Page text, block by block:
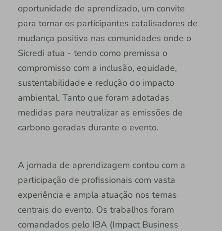
oportunidade de aprendizado, um convite
para tornar os participantes catalisadores de
mudança positiva nas comunidades onde o
Sicredi atua - tendo como premissa o
compromisso com a inclusão, equidade,
sustentabilidade e redução do impacto
ambiental. Tanto que foram adotadas
medidas para neutralizar as emissões de
carbono geradas durante o evento.
A jornada de aprendizagem contou com a
participação de profissionais com vasta
experiência e ampla atuação nos temas
centrais do evento. Os trabalhos foram
comandados pelo IBA (Impact Business